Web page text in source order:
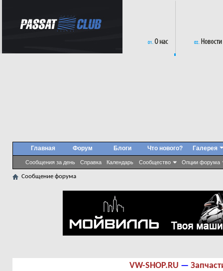
Главная Форум
Сообщения за день Справка Календарь Сообщество Опции форума
Блоги Что нового? Галерея
Сообщение форума
VW-SHOP.RU —